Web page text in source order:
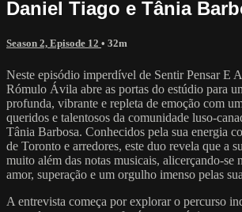
Daniel Tiago e Tânia
Season 2, Episode 12 • 32m
Neste episódio imperdível de Sentir Pensar E
Rómulo Ávila abre as portas do estúdio para
profunda, vibrante e repleta de emoção com
queridos e talentosos da comunidade luso-
Tânia Barbosa. Conhecidos pela sua energia
de Toronto e arredores, este duo revela que a
muito além das notas musicais, alicerçando-se
amor, superação e um orgulho imenso pelas
A entrevista começa por explorar o percurso